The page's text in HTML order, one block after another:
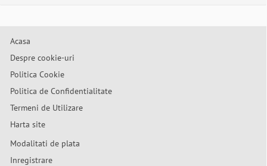
Acasa
Despre cookie-uri
Politica Cookie
Politica de Confidentialitate
Termeni de Utilizare
Harta site
Modalitati de plata
Inregistrare